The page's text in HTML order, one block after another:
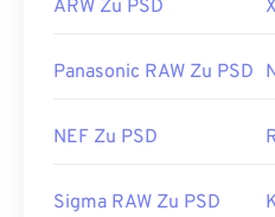
ARW Zu PSD
Panasonic RAW Zu PSD
NEF Zu PSD
Sigma RAW Zu PSD